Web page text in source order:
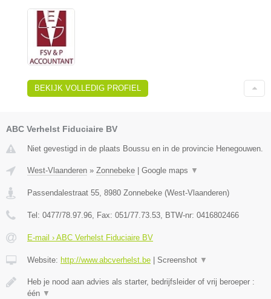
BEKIJK VOLLEDIG PROFIEL
ABC Verhelst Fiduciaire BV
Niet gevestigd in de plaats Boussu en in de provincie Henegouwen.
West-Vlaanderen » Zonnebeke Google maps ▼
Passendalestraat 55, 8980 Zonnebeke (West-Vlaanderen)
Tel: 0477/78.97.96, Fax: 051/77.73.53, BTW-nr: 0416802466
E-mail › ABC Verhelst Fiduciaire BV
Website: http://www.abcverhelst.be Screenshot ▼
Heb je nood aan advies als starter, bedrijfsleider of vrij beroeper :
één ▼